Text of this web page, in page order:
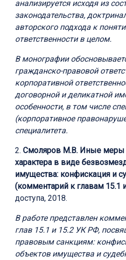
анализируется исходя из
законодательства,
авторского подхода к
ответственности в целом.
В монографии
гражданско-правовой
корпоративной
договорной и деликатной
особенности, в том числе
(корпоративное
специалитета.
2. Смоляров М.В. Иные меры
характера в виде
имущества: конфискация и
(комментарий к главам 15.1
доступа, 2018.
В работе представлен
глав 15.1 и 15.2 УК РФ,
правовым санкциям:
объектов имущества и